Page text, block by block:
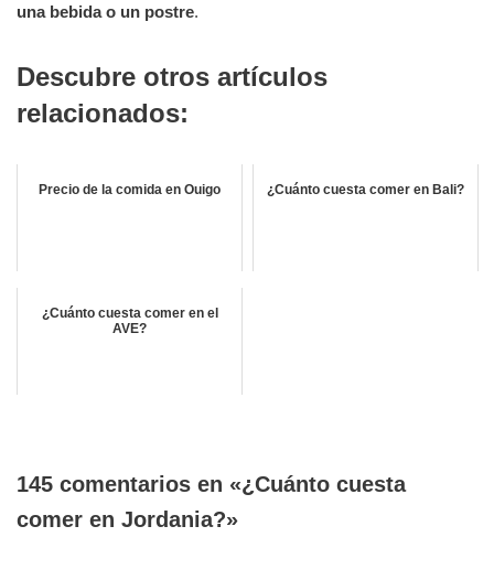
una bebida o un postre.
Descubre otros artículos
relacionados:
Precio de la comida en Ouigo ¿Cuánto cuesta comer en Bali?
¿Cuánto cuesta comer en el
AVE?
145 comentarios en «¿Cuánto cuesta
comer en Jordania?»